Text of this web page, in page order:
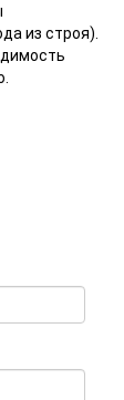
из строя).